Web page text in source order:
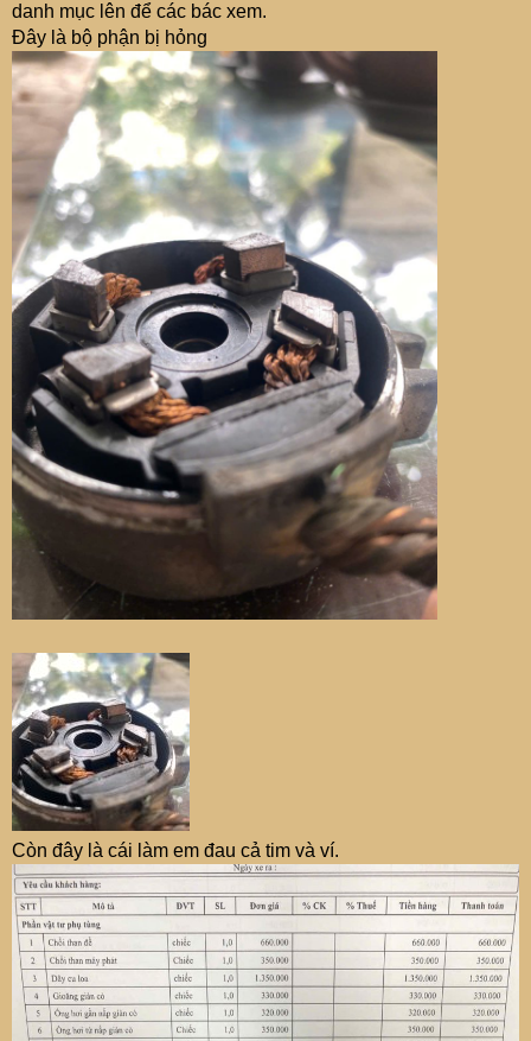
danh mục lên để các bác xem.
Đây là bộ phận bị hỏng
Còn đây là cái làm em đau cả tim và ví.